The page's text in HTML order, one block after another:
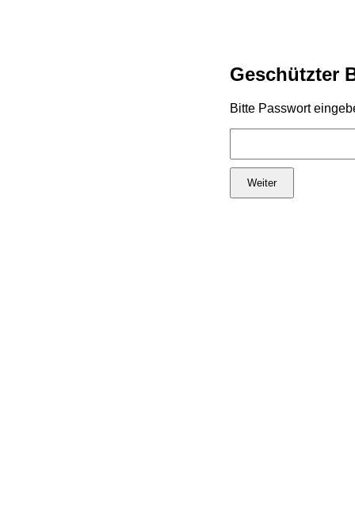
Geschützter
Bitte Passwort
Weiter